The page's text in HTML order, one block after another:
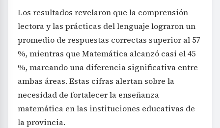
Los resultados revelaron que la comprensión
lectora y las prácticas del lenguaje lograron un
promedio de respuestas correctas superior al 57
%, mientras que Matemática alcanzó casi el 45
%, marcando una diferencia significativa entre
ambas áreas. Estas cifras alertan sobre la
necesidad de fortalecer la enseñanza
matemática en las instituciones educativas de
la provincia.